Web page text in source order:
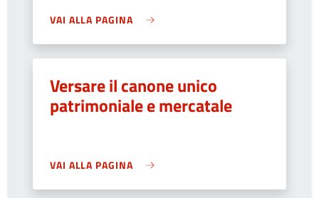
VAI ALLA PAGINA
Versare il canone unico
patrimoniale e mercatale
VAI ALLA PAGINA